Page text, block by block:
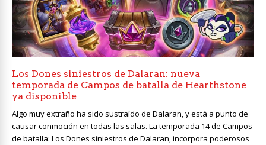
Los Dones siniestros de Dalaran: nueva
temporada de Campos de batalla de Hearthstone
ya disponible
Algo muy extraño ha sido sustraído de Dalaran, y está a punto de
causar conmoción en todas las salas. La temporada 14 de Campos
de batalla: Los Dones siniestros de Dalaran, incorpora poderosos